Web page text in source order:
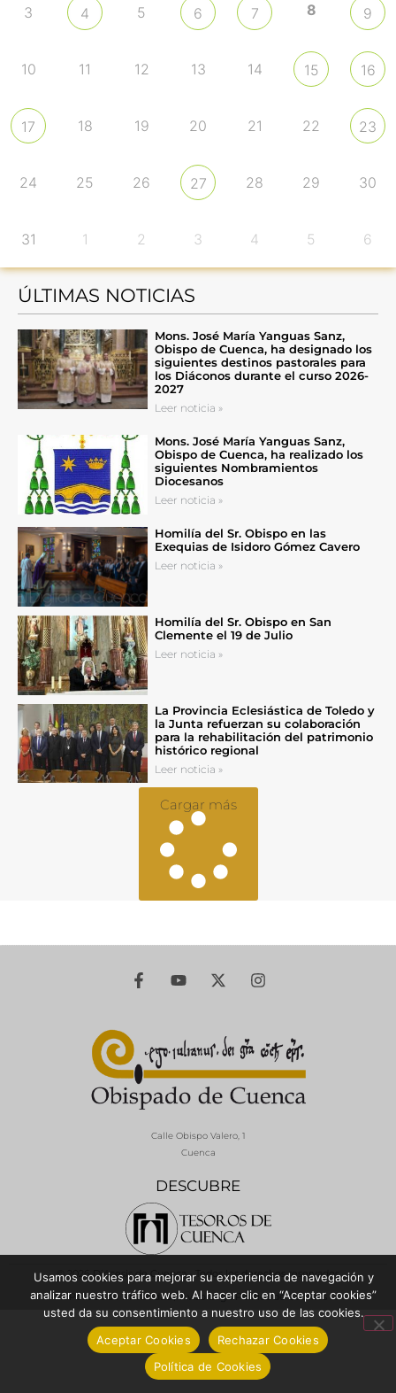
3 4 5 6 7 8 9
10 11 12 13 14 15 16
17 18 19 20 21 22 23
24 25 26 27 28 29 30
31 1 2 3 4 5 6
ÚLTIMAS NOTICIAS
Mons. José María Yanguas Sanz,
Obispo de Cuenca, ha designado los
siguientes destinos pastorales para
los Diáconos durante el curso 2026-
2027
Leer noticia »
Mons. José María Yanguas Sanz,
Obispo de Cuenca, ha realizado los
siguientes Nombramientos
Diocesanos
Leer noticia »
Homilía del Sr. Obispo en las
Exequias de Isidoro Gómez Cavero
Leer noticia »
Homilía del Sr. Obispo en San
Clemente el 19 de Julio
Leer noticia »
La Provincia Eclesiástica de Toledo y
la Junta refuerzan su colaboración
para la rehabilitación del patrimonio
histórico regional
Leer noticia »
Cargar más
DESCUBRE
Calle Obispo Valero, 1
Cuenca
© 2026 Diócesis de Cuenca - Todos los derechos reservados
Política de Privacidad / Aviso LegalPolítica de Cookies
Usamos cookies para mejorar su experiencia de navegación y
analizar nuestro tráfico web. Al hacer clic en “Aceptar cookies”
usted da su consentimiento a nuestro uso de las cookies.
Aceptar Cookies
Rechazar Cookies
Política de Cookies